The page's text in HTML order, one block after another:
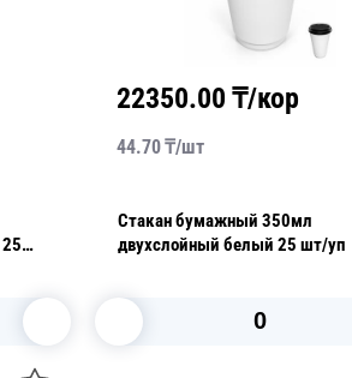
25 шт/уп
19187.50₸/кор
30.70
Стакан бумажный 250мл
двухслойный